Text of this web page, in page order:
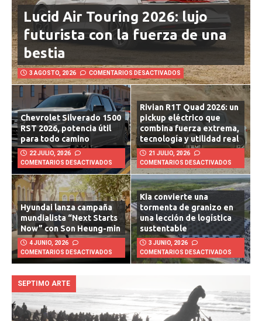
Lucid Air Touring 2026: lujo
futurista con la fuerza de una
bestia
3 AGOSTO, 2026 COMENTARIOS DESACTIVADOS
Chevrolet Silverado 1500
RST 2026, potencia útil
para todo camino
22 JULIO, 2026
COMENTARIOS DESACTIVADOS
Rivian R1T Quad 2026: un
pickup eléctrico que
combina fuerza extrema,
tecnología y utilidad real
21 JULIO, 2026
COMENTARIOS DESACTIVADOS
Hyundai lanza campaña
mundialista “Next Starts
Now” con Son Heung-min
4 JUNIO, 2026
COMENTARIOS DESACTIVADOS
Kia convierte una
tormenta de granizo en
una lección de logística
sustentable
3 JUNIO, 2026
COMENTARIOS DESACTIVADOS
SEPTIMO ARTE